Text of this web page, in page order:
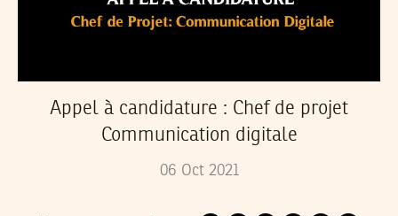
Appel à candidature : Chef de projet
Communication digitale
06 Oct 2021